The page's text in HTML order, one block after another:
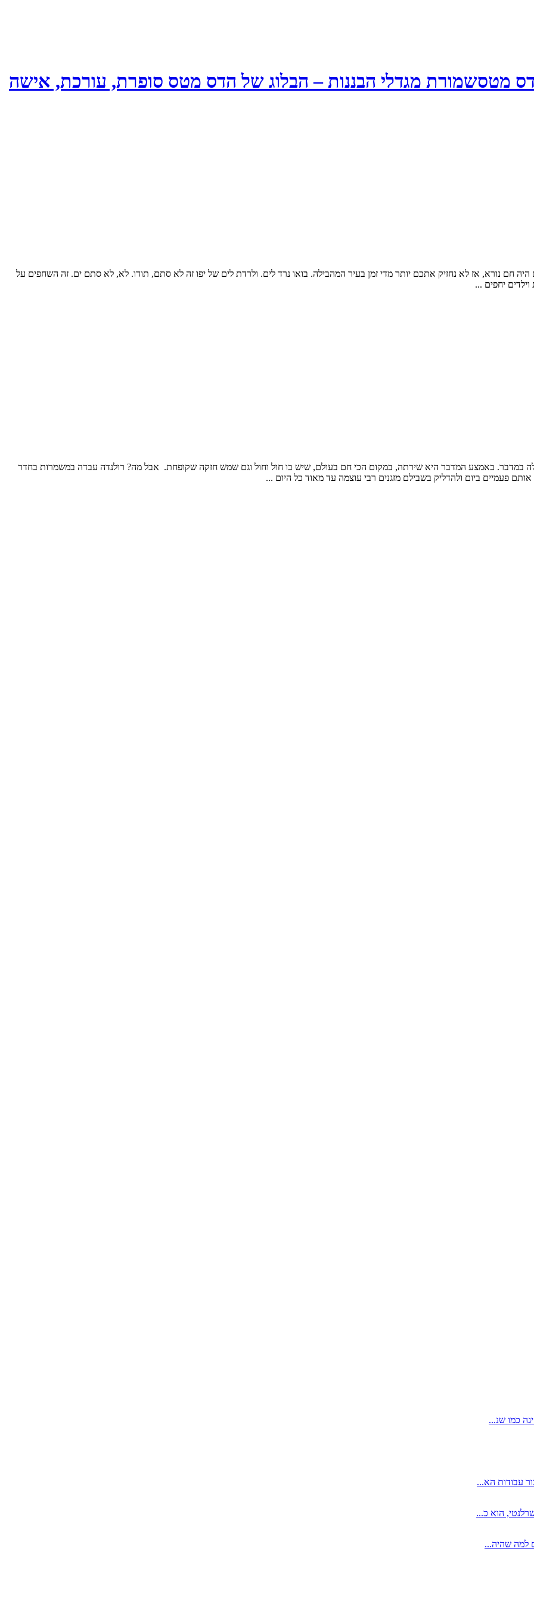
שמורת מגדלי הבננות – הבלוג של הדס מטס סופרת, עורכת, אישה
חם נורא, אז לא נחזיק אתכם יותר מדי זמן בעיר המהבילה. בואו נרד לים. ולרדת לים של יפו זה לא סתם, תודו. לא, לא סתם ים. זה השחפים על
יחפים ...
במדבר. באמצע המדבר היא שירתה, במקום הכי חם בעולם, שיש בו חול וחול וגם שמש חזקה שקופחת. אבל מה? רולנדה עבדה במשמרות בחדר
פעמיים ביום ולהדליק בשבילם מזגנים רבי עוצמה עד מאוד כל היום ...
כמו שנ...
עבודות הא...
הוא כ...
למה שהיה...